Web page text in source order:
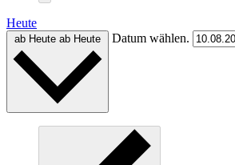
Heute
ab Heute ab Heute Datum wählen.